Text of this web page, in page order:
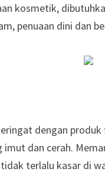
kosmetik,
penuaan dini dan
dengan
imut dan cerah.
terlalu kasar di